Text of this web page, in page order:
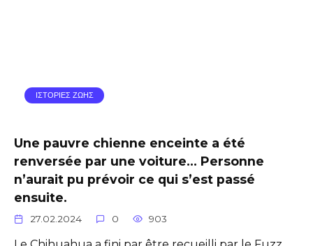
ΙΣΤΟΡΙΕΣ ΖΩΗΣ
Une pauvre chienne enceinte a été
renversée par une voiture… Personne
n’aurait pu prévoir ce qui s’est passé
ensuite.
27.02.2024 0 903